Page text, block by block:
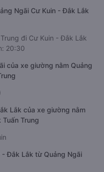
Ngãi Cư Kuin - Đắk Lắk
đi Cư Kuin - Đắk Lắk
20:30
của xe giường nằm Quảng
Lắk của xe giường nằm
Trung
- Đắk Lắk từ Quảng Ngãi